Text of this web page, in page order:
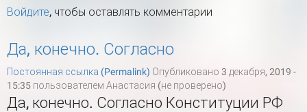
Войдите, чтобы оставлять комментарии
Да, конечно. Согласно
Постоянная ссылка (Permalink) Опубликовано 3 декабря, 2019 -
15:35 пользователем Анастасия (не проверено)
Да, конечно. Согласно Конституции РФ